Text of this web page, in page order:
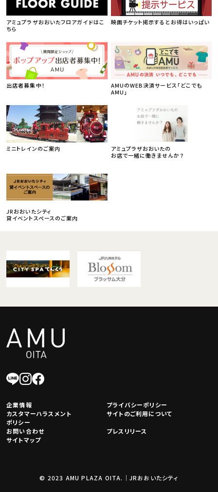
アミュプラザおおいたフロアガイドはこ
ちら
映画チケット掲示するとお得はいっぱい
出店者募集中！
AMUのWEB決済サービス「どこでも
AMU」
ミニトレインのご案内
アミュプラザおおいたの
お店で一緒に働きませんか？
JRおおいたシティ
貸イベントスペースのご案内
企業情報
プライバシーポリシー
カスタマーハラスメント
ポリシー
サイトのご利用について
お問い合わせ
プレスリリース
サイトマップ
© 2023 AMU PLAZA OITA.｜JRおおいたシティ